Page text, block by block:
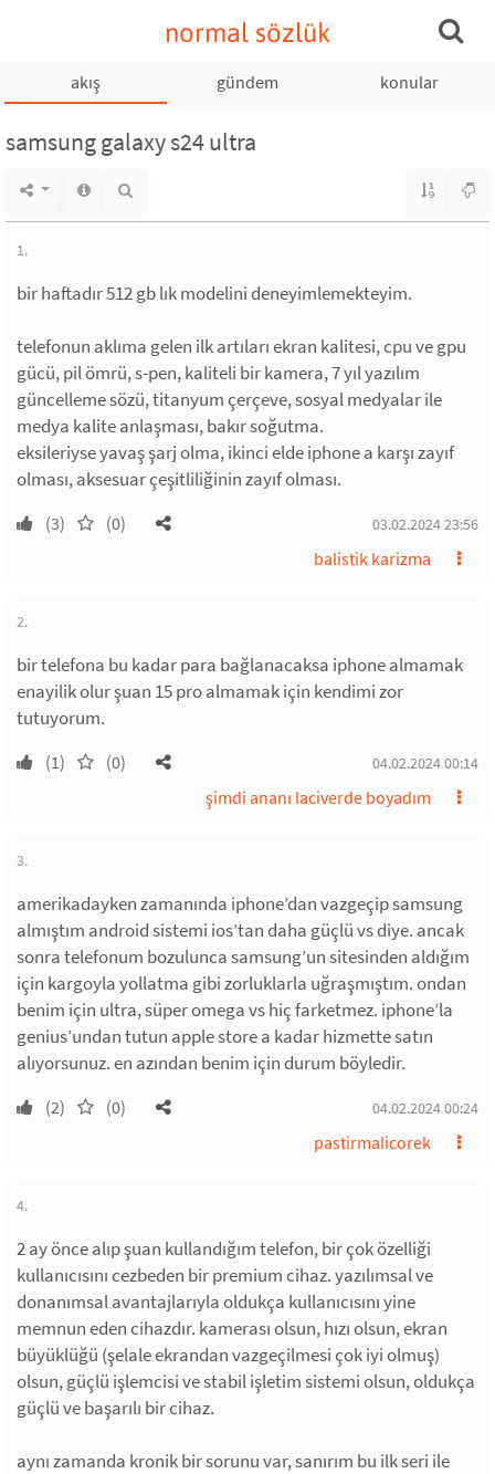
normal sözlük
akış gündem konular
samsung galaxy s24 ultra
1.
bir haftadır 512 gb lık modelini deneyimlemekteyim.
telefonun aklıma gelen ilk artıları ekran kalitesi, cpu ve gpu
gücü, pil ömrü, s-pen, kaliteli bir kamera, 7 yıl yazılım
güncelleme sözü, titanyum çerçeve, sosyal medyalar ile
medya kalite anlaşması, bakır soğutma.
eksileriyse yavaş şarj olma, ikinci elde iphone a karşı zayıf
olması, aksesuar çeşitliliğinin zayıf olması.
(3) (0) 03.02.2024 23:56
balistik karizma
2.
bir telefona bu kadar para bağlanacaksa iphone almamak
enayilik olur şuan 15 pro almamak için kendimi zor
tutuyorum.
(1) (0) 04.02.2024 00:14
şimdi ananı laciverde boyadım
3.
amerikadayken zamanında iphone’dan vazgeçip samsung
almıştım android sistemi ios’tan daha güçlü vs diye. ancak
sonra telefonum bozulunca samsung’un sitesinden aldığım
için kargoyla yollatma gibi zorluklarla uğraşmıştım. ondan
benim için ultra, süper omega vs hiç farketmez. iphone’la
genius’undan tutun apple store a kadar hizmette satın
alıyorsunuz. en azından benim için durum böyledir.
(2) (0) 04.02.2024 00:24
pastirmalicorek
4.
2 ay önce alıp şuan kullandığım telefon, bir çok özelliği
kullanıcısını cezbeden bir premium cihaz. yazılımsal ve
donanımsal avantajlarıyla oldukça kullanıcısını yine
memnun eden cihazdır. kamerası olsun, hızı olsun, ekran
büyüklüğü (şelale ekrandan vazgeçilmesi çok iyi olmuş)
olsun, güçlü işlemcisi ve stabil işletim sistemi olsun, oldukça
güçlü ve başarılı bir cihaz.
aynı zamanda kronik bir sorunu var, sanırım bu ilk seri ile